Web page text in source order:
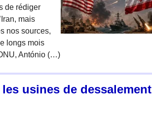
de rédiger
mais
nos sources,
longs mois
António (…)
usines de dessalement